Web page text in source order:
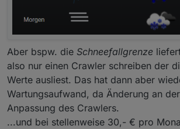
Aber bspw. die Schneefallgrenze
also nur einen Crawler schreiben der
Werte ausliest. Das hat dann aber
Wartungsaufwand, da Änderung an
Anpassung des Crawlers.
...und bei stellenweise 30,- € pro